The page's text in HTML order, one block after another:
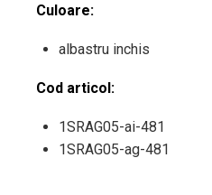
Culoare:
albastru inchis
Cod articol:
1SRAG05-ai-481
1SRAG05-ag-481